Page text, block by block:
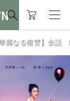

麗なる復讐】全話